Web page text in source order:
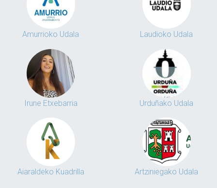
Amurrioko Udala Laudioko Udala
Irune Etxebarria Urduñako Udala
Aiaraldeko Kuadrilla Artziniegako Udala